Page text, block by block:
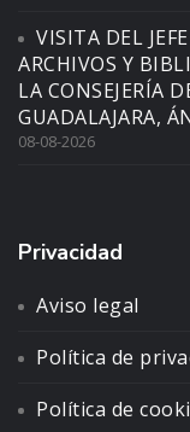
VISITA DEL
ARCHIVOS Y
LA CONSEJERÍA
GUADALAJARA,
08-08-2026
Privacidad
Aviso legal
Política de
Política de